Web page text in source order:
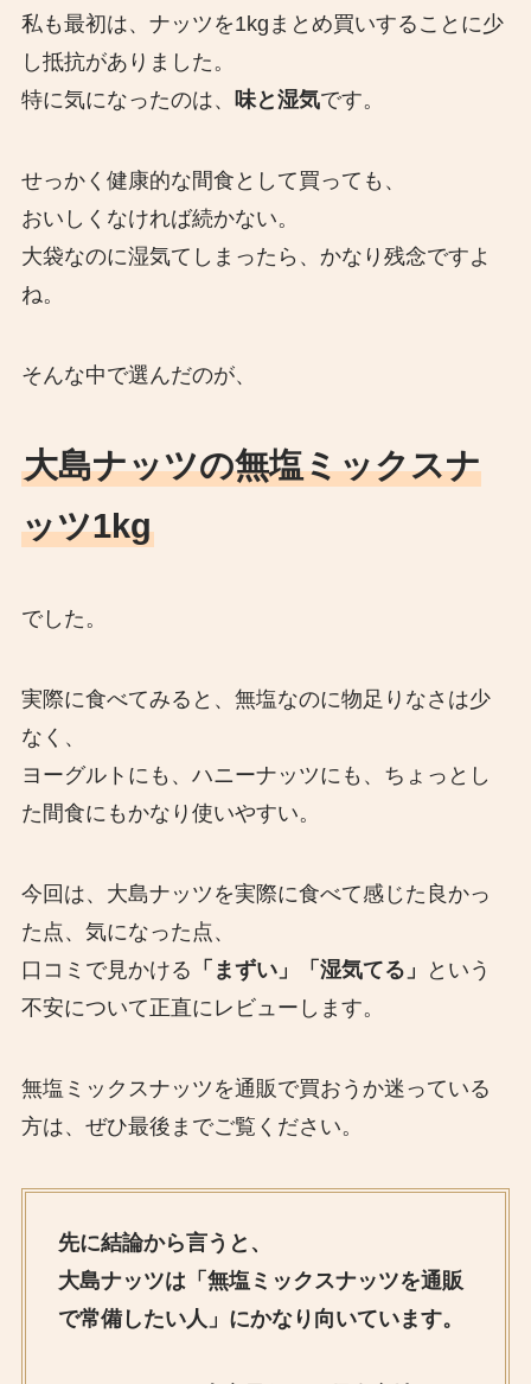
私も最初は、ナッツを1kgまとめ買いすることに少
し抵抗がありました。
特に気になったのは、
味と湿気です。
せっかく健康的な間食として買っても、
おいしくなければ続かない。
大袋なのに湿気てしまったら、かなり残念ですよ
ね。
そんな中で選んだのが、
大島ナッツの無塩ミックスナ
ッツ1kg
でした。
実際に食べてみると、無塩なのに物足りなさは少
なく、
ヨーグルトにも、ハニーナッツにも、ちょっとし
た間食にもかなり使いやすい。
今回は、大島ナッツを実際に食べて感じた良かっ
た点、気になった点、
口コミで見かける 「まずい」「湿気てる」
という
不安について正直にレビューします。
無塩ミックスナッツを通販で買おうか迷っている
方は、ぜひ最後までご覧ください。
先に結論から言うと、
大島ナッツは「無塩ミックスナッツを通販
で常備したい人」にかなり向いています。